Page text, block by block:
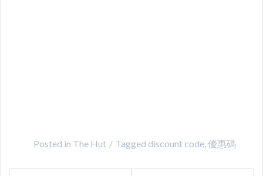
Posted in The Hut Tagged discount code, 優惠碼